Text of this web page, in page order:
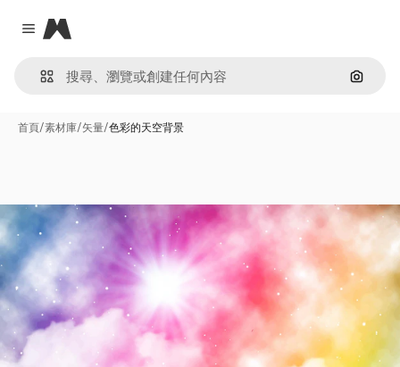
Close menu
Magnific
通過圖
首頁/素材庫/矢量/色彩的天空背景